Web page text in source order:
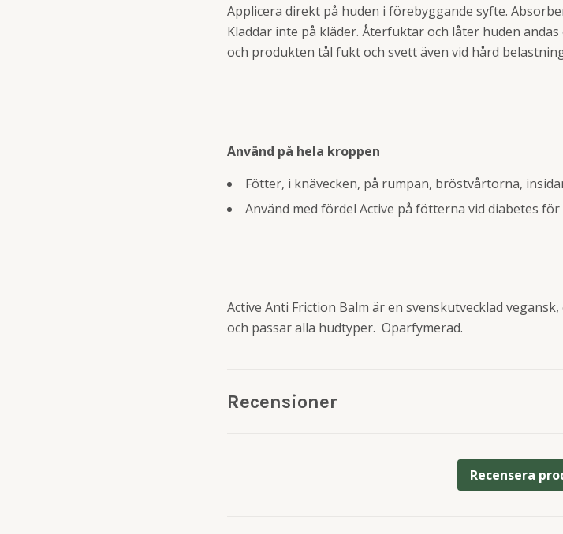
Applicera direkt på huden i förebyggande syfte.
Kladdar inte på kläder. Återfuktar och låter huden
och produkten tål fukt och svett även vid hård
Använd på hela kroppen
Fötter, i knävecken, på rumpan, bröstvårtorna,
Använd med fördel Active på fötterna vid diabetes
Active Anti Friction Balm är en svenskutvecklad
och passar alla hudtyper. Oparfymerad.
Recensioner
Recensera